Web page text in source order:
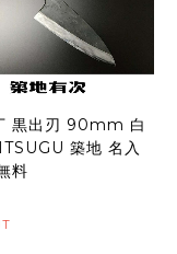
黒出刃 90mm 白
築地 名入
料